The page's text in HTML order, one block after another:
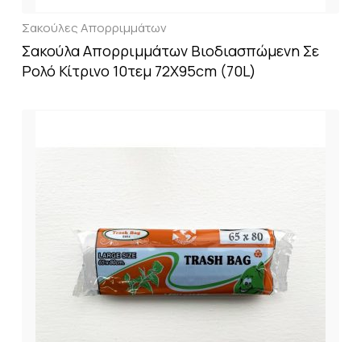
Σακούλες Απορριμμάτων
Σακούλα Απορριμμάτων Βιοδιασπώμενη Σε
Ρολό Κίτρινο 10τεμ 72X95cm (70L)